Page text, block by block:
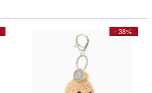
- 38%